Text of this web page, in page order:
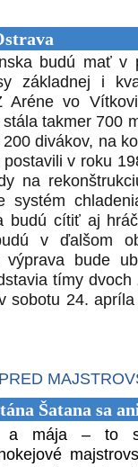
budú mať
základnej i
Aréne vo
takmer 700
divákov, na
v roku
na
systém
budú cítiť aj
v ďalšom
výprava bude
tímy
sobotu 24.
Šatana sa
a mája – to